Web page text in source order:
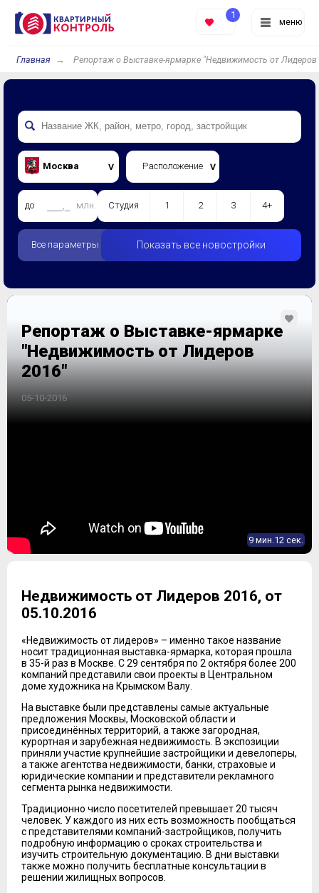
меню
1
Главная Репортаж о Выставке-ярмарке "Недвижимость от Лидеров
Москва Расположение
до млн. Студия 1 2 3 4+
Все параметры Показать все новостройки
Репортаж о Выставке-ярмарке
"Недвижимость от Лидеров
2016"
05-10-2016
9 мин.12 сек.
Недвижимость от Лидеров 2016, от
05.10.2016
«Недвижимость от лидеров» – именно такое название
носит традиционная выставка-ярмарка, которая прошла
в 35-й раз в Москве. С 29 сентября по 2 октября более 200
компаний представили свои проекты в Центральном
доме художника на Крымском Валу.
На выставке были представлены самые актуальные
предложения Москвы, Московской области и
присоединённых территорий, а также загородная,
курортная и зарубежная недвижимость. В экспозиции
приняли участие крупнейшие застройщики и девелоперы,
а также агентства недвижимости, банки, страховые и
юридические компании и представители рекламного
сегмента рынка недвижимости.
Традиционно число посетителей превышает 20 тысяч
человек. У каждого из них есть возможность пообщаться
с представителями компаний-застройщиков, получить
подробную информацию о сроках строительства и
изучить строительную документацию. В дни выставки
также можно получить бесплатные консультации в
решении жилищных вопросов.